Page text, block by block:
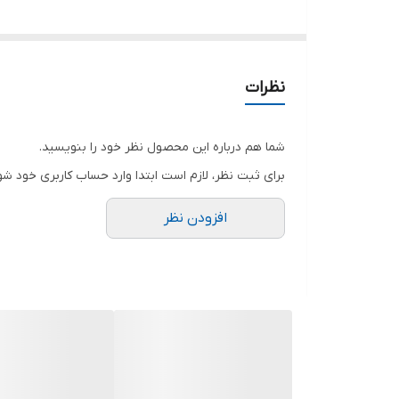
نظرات
شما هم درباره این محصول نظر خود را بنویسید.
برای ثبت نظر، لازم است ابتدا وارد حساب کاربری خود
افزودن نظر